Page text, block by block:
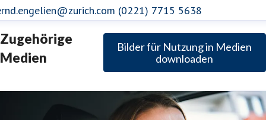
(0221) 7715 5638
Zugehörige
Medien
Bilder für Nutzung in Medien
downloaden